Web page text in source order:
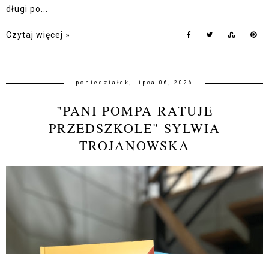
długi po...
Czytaj więcej »
poniedziałek, lipca 06, 2026
"PANI POMPA RATUJE
PRZEDSZKOLE" SYLWIA
TROJANOWSKA